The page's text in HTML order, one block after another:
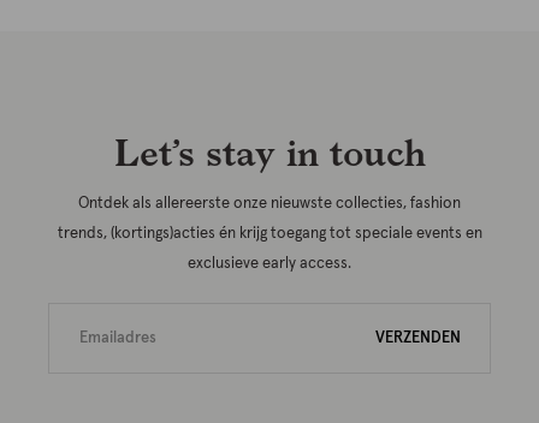
Let’s stay in touch
Ontdek als allereerste onze nieuwste collecties, fashion
trends, (kortings)acties én krijg toegang tot speciale events en
exclusieve early access.
VERZENDEN